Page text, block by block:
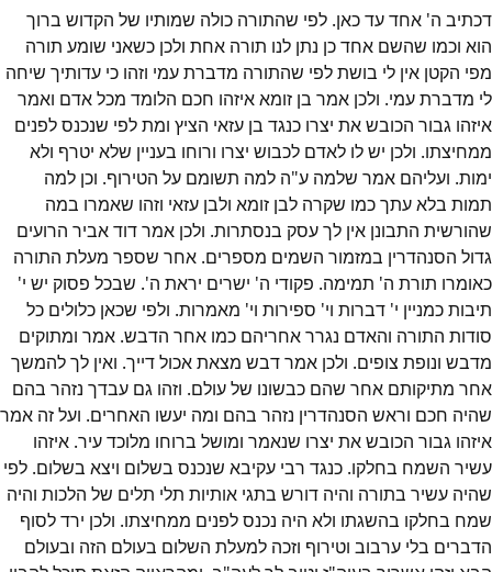
דכתיב ה' אחד עד כאן. לפי שהתורה כולה שמותיו של הקדוש ברוך
הוא וכמו שהשם אחד כן נתן לנו תורה אחת ולכן כשאני שומע תורה
מפי הקטן אין לי בושת לפי שהתורה מדברת עמי וזהו כי עדותיך שיחה
לי מדברת עמי. ולכן אמר בן זומא איזהו חכם הלומד מכל אדם ואמר
איזהו גבור הכובש את יצרו כנגד בן עזאי הציץ ומת לפי שנכנס לפנים
ממחיצתו. ולכן יש לו לאדם לכבוש יצרו ורוחו בעניין שלא יטרף ולא
ימות. ועליהם אמר שלמה ע"ה למה תשומם על הטירוף. וכן למה
תמות בלא עתך כמו שקרה לבן זומא ולבן עזאי וזהו שאמרו במה
שהורשית התבונן אין לך עסק בנסתרות. ולכן אמר דוד אביר הרועים
גדול הסנהדרין במזמור השמים מספרים. אחר שספר מעלת התורה
כאומרו תורת ה' תמימה. פקודי ה' ישרים יראת ה'. שבכל פסוק יש י'
תיבות כמניין י' דברות וי' ספירות וי' מאמרות. ולפי שכאן כלולים כל
סודות התורה והאדם נגרר אחריהם כמו אחר הדבש. אמר ומתוקים
מדבש ונופת צופים. ולכן אמר דבש מצאת אכול דייך. ואין לך להמשך
אחר מתיקותם אחר שהם כבשונו של עולם. וזהו גם עבדך נזהר בהם
שהיה חכם וראש הסנהדרין נזהר בהם ומה יעשו האחרים. ועל זה אמר
איזהו גבור הכובש את יצרו שנאמר ומושל ברוחו מלוכד עיר. איזהו
עשיר השמח בחלקו. כנגד רבי עקיבא שנכנס בשלום ויצא בשלום. לפי
שהיה עשיר בתורה והיה דורש בתגי אותיות תלי תלים של הלכות והיה
שמח בחלקו בהשגתו ולא היה נכנס לפנים ממחיצתו. ולכן ירד לסוף
הדברים בלי ערבוב וטירוף וזכה למעלת השלום בעולם הזה ובעולם